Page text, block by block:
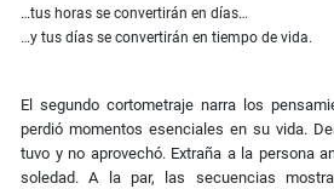
…tus horas se convertirán en días…
…y tus días se convertirán en tiempo de vida.
El segundo cortometraje narra los
perdió momentos esenciales en su vida.
tuvo y no aprovechó. Extraña a la persona
soledad. A la par, las secuencias